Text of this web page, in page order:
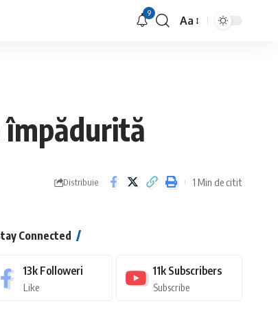
9
Font
Aa
Distribuie 1 Min de citit
Connected
13k Followeri
Like
11k Subscribers
Subscribe